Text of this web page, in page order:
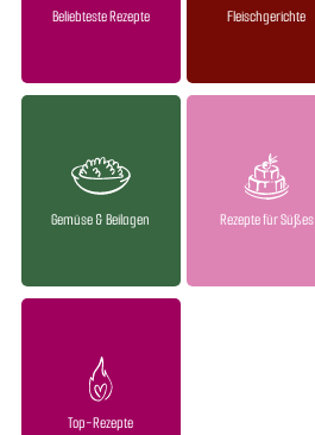
Beliebteste Rezepte Fleischgerichte
Gemüse & Beilagen Rezepte für Süßes
Top-Rezepte